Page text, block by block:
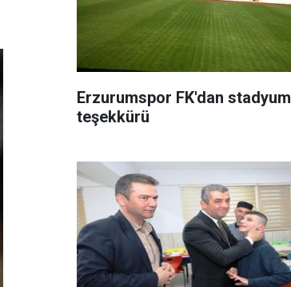
Erzurumspor FK'dan stadyum
teşekkürü